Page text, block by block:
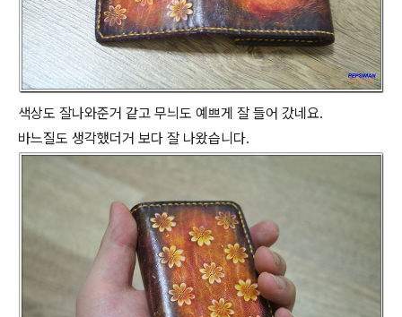
색상도 잘나와준거 같고 무늬도 예쁘게 잘 들어 갔네요.
바느질도 생각했더거 보다 잘 나왔습니다.